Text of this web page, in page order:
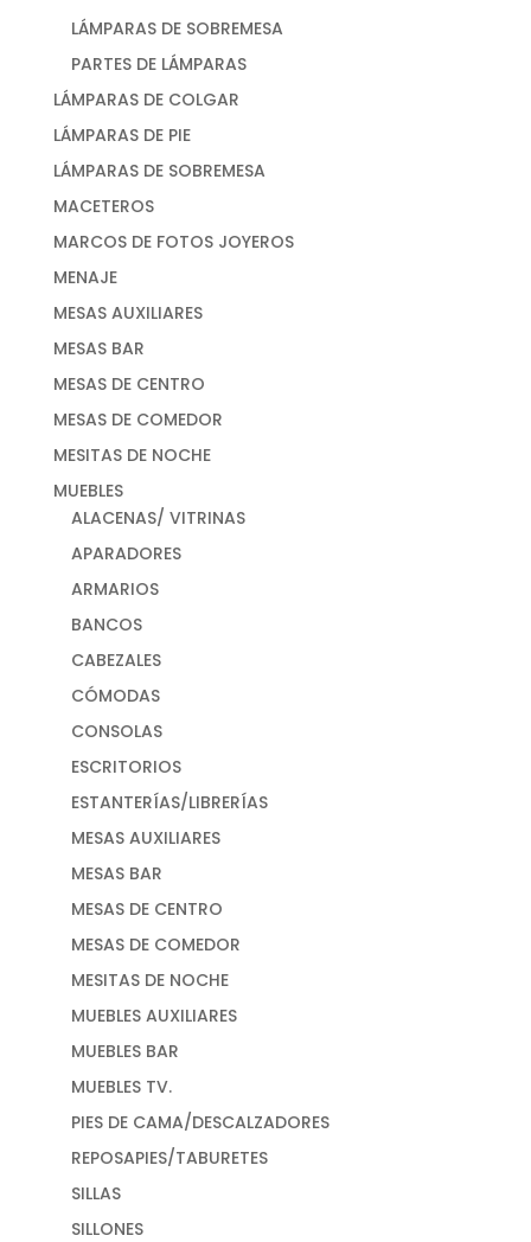
LÁMPARAS DE SOBREMESA
PARTES DE LÁMPARAS
LÁMPARAS DE COLGAR
LÁMPARAS DE PIE
LÁMPARAS DE SOBREMESA
MACETEROS
MARCOS DE FOTOS JOYEROS
MENAJE
MESAS AUXILIARES
MESAS BAR
MESAS DE CENTRO
MESAS DE COMEDOR
MESITAS DE NOCHE
MUEBLES
ALACENAS/ VITRINAS
APARADORES
ARMARIOS
BANCOS
CABEZALES
CÓMODAS
CONSOLAS
ESCRITORIOS
ESTANTERÍAS/LIBRERÍAS
MESAS AUXILIARES
MESAS BAR
MESAS DE CENTRO
MESAS DE COMEDOR
MESITAS DE NOCHE
MUEBLES AUXILIARES
MUEBLES BAR
MUEBLES TV.
PIES DE CAMA/DESCALZADORES
REPOSAPIES/TABURETES
SILLAS
SILLONES